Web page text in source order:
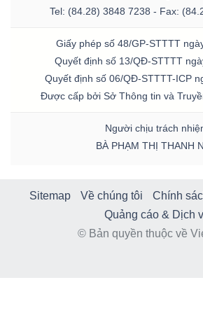
Tel: (84.28) 3848 7238 - Fax:
Giấy phép số 48/GP-STTTT
Quyết định số 13/QĐ-STTTT
Quyết định số 06/QĐ-STTTT-ICP
Được cấp bởi Sở Thông tin và
Người chịu trách
BÀ PHẠM THỊ THANH
Sitemap Về chúng tôi
Chính
Quảng cáo & Dịch
© Bản quyền thuộc về